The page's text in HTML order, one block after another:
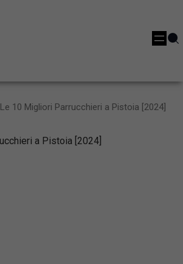
Le 10 Migliori Parrucchieri a Pistoia [2024]